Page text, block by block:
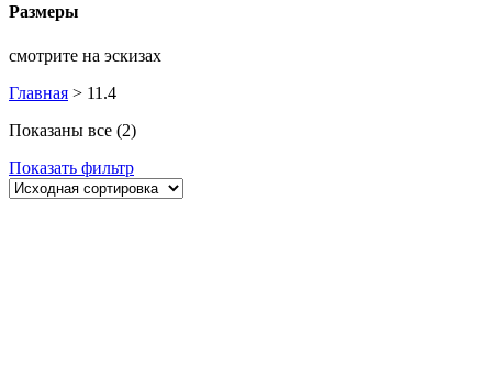
Размеры
смотрите на эскизах
Главная > 11.4
Показаны все (2)
Показать фильтр